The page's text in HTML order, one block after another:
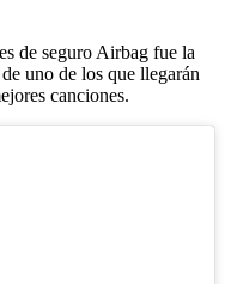
de seguro Airbag fue la
uno de los que llegarán
canciones.